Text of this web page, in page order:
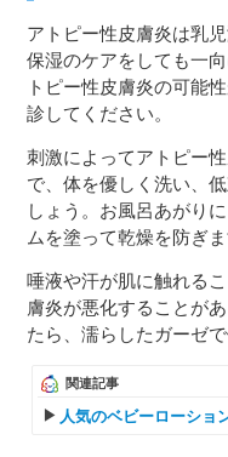
アトピー性皮膚炎は乳
保湿のケアをしても一
トピー性皮膚炎の可能
診してください。
刺激によってアトピー
で、体を優しく洗い、
しょう。お風呂あがり
ムを塗って乾燥を防ぎま
唾液や汗が肌に触れる
膚炎が悪化することが
たら、濡らしたガーゼ
関連記事
人気のベビーローショ